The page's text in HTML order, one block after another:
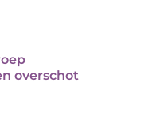
overschot